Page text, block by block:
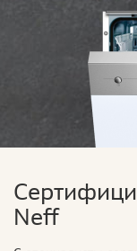
Neff